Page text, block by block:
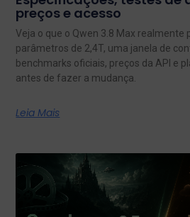
preços e acesso
Veja o que o Qwen 3.8 Max realmente
parâmetros de 2,4T, uma janela de
benchmarks oficiais, preços da API e
antes de fazer a mudança.
Leia Mais